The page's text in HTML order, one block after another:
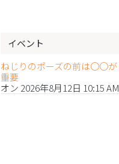
イベント
ねじりのポーズの前は〇〇が
重要
オン 2026年8月12日 10:15 AM